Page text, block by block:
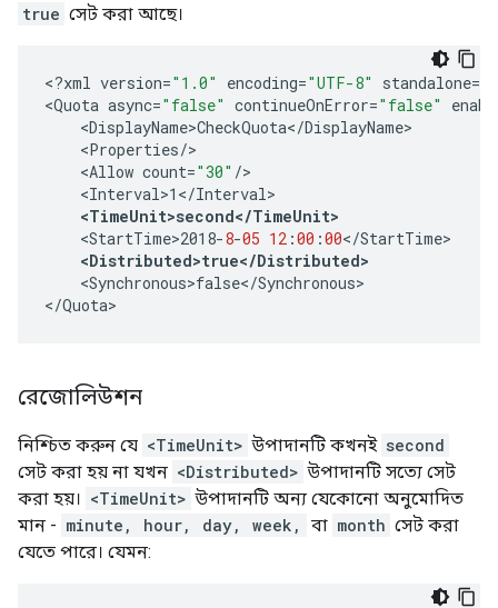
true সেট করা আছে।
<?xml version="1.0" encoding="UTF-8" standalone=
<Quota async="false" continueOnError="false"
<DisplayName>CheckQuota</DisplayName
<Properties/
<Allow count="30" /
<Interval>1 </Interval
<TimeUnit>second</TimeUnit>
<StartTime>2018-8-05 12 :00 :00</StartTime
<Distributed>true</Distributed>
<Synchronous>false</Synchronous>
</Quota>
রেজোলিউশন
নিশ্চিত করুন যে <TimeUnit> উপাদানটি কখনই second
সেট করা হয় না যখন <Distributed> উপাদানটি সত্যে সেট
করা হয়। <TimeUnit> উপাদানটি অন্য যেকোনো অনুমোদিত
মান - minute, hour, day, week, বা month সেট করা
যেতে পারে। যেমন: